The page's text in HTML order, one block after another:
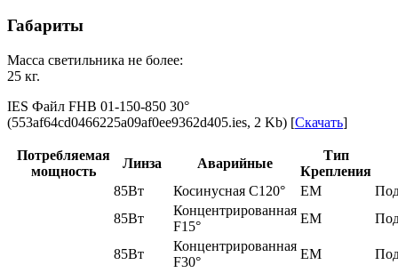
Габариты
Масса светильника не более:
25 кг.
IES Файл FHB 01-150-850 30‎°
(553af64cd0466225a09af0ee9362d405.ies, 2 Kb) [Скачать]
Потребляемая
мощность
Линза Аварийные
Тип
Крепления
85Вт
Косинусная C120° EM
85Вт
Концентрированная
F15°
EM
85Вт
Концентрированная
F30°
EM